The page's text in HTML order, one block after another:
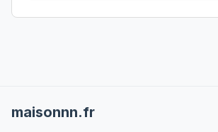
maisonnn.fr